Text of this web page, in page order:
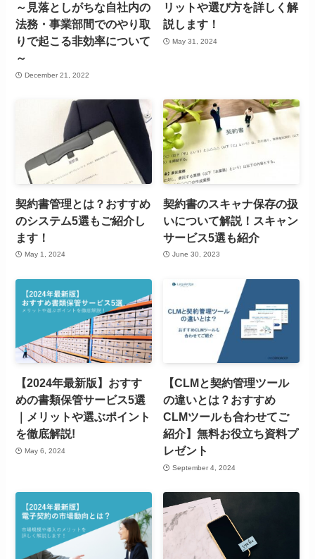
～見落としがちな自社内の
法務・事業部間でのやり取
りで起こる非効率について
～
December 21, 2022
リットや選び方を詳しく解
説します！
May 31, 2024
契約書管理とは？おすすめ
のシステム5選もご紹介し
ます！
May 1, 2024
契約書のスキャナ保存の扱
いについて解説！スキャン
サービス5選も紹介
June 30, 2023
【2024年最新版】おすす
めの書類保管サービス5選
｜メリットや選ぶポイント
を徹底解説!
May 6, 2024
【CLMと契約管理ツール
の違いとは？おすすめ
CLMツールも合わせてご
紹介】無料お役立ち資料プ
レゼント
September 4, 2024